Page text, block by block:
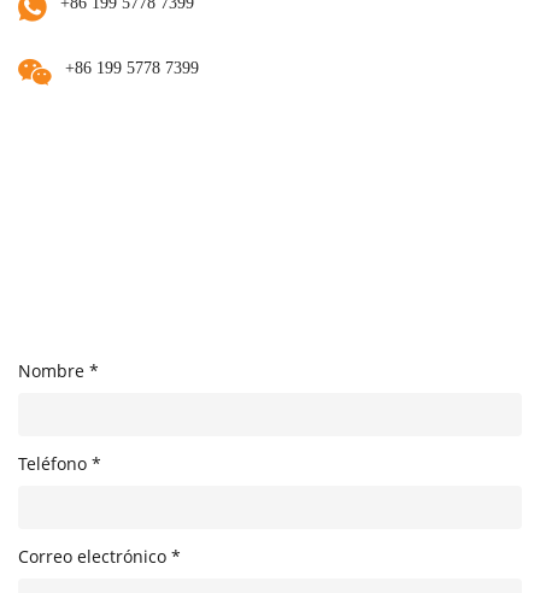
+86 199 5778 7399
Nombre *
Teléfono *
Correo electrónico *